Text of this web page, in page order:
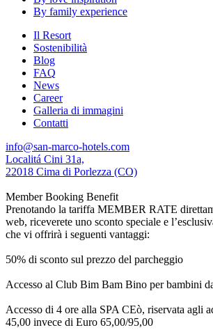
By family experience
Il Resort
Sostenibilità
Blog
FAQ
News
Career
Galleria di immagini
Contatti
info@san-marco-hotels.com
Localitá Cini 31a,
22018 Cima di Porlezza (CO)
Member Booking Benefit
Prenotando la tariffa MEMBER RATE
web, riceverete uno sconto speciale e
che vi offrirà i seguenti vantaggi:
50% di sconto sul prezzo del parcheggio
Accesso al Club Bim Bam Bino per bambini
Accesso di 4 ore alla SPA CEò, riservata agli
45,00 invece di Euro 65,00/95,00